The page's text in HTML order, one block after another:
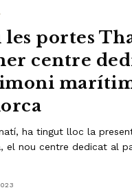
portes
centre
ha tingut lloc la
el nou centre dedicat al